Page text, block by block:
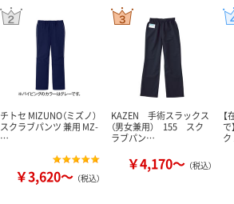
チトセ MIZUNO（ミズノ）
スクラブパンツ 兼用 MZ-
…
￥3,620～ （税込）
KAZEN 手術スラックス
（男女兼用） 155 スク
ラブパン…
￥4,170～ （税込）
で